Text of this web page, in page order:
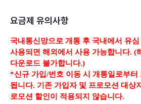
요금제 유의사항
국내통신망으로 개통 후 국내에서 유
사용되면 해외에서 사용 가능합니다. (
다운로드 불가합니다.)
*신규 가입/번호 이동 시 개통일로부터
됩니다. 기존 가입자 및 프로모션 대상
로모션 할인이 적용되지 않습니다.